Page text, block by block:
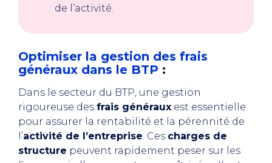
de l’activité.
Optimiser la gestion des frais
généraux dans le BTP :
Dans le secteur du BTP, une gestion
rigoureuse des frais généraux est essentielle
pour assurer la rentabilité et la pérennité de
l’activité de l’entreprise. Ces charges de
structure peuvent rapidement peser sur les